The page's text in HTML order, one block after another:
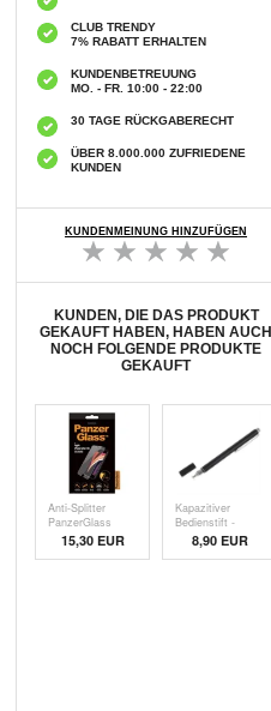
CLUB TRENDY
7% RABATT ERHALTEN
KUNDENBETREUUNG
MO. - FR. 10:00 - 22:00
30 TAGE RÜCKGABERECHT
ÜBER 8.000.000 ZUFRIEDENE
KUNDEN
KUNDENMEINUNG HINZUFÜGEN
KUNDEN, DIE DAS PRODUKT
GEKAUFT HABEN, HABEN AUCH
NOCH FOLGENDE PRODUKTE
GEKAUFT
Anti-Splitter
PanzerGlass
Disp15,30 EUR
Kapazitiver
Bedienstift -
Schw8,90 EUR